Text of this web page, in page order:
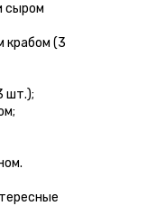
сыром
крабом (3
шт.);